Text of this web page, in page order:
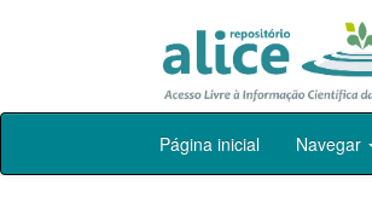
Skip
Página inicial Navegar